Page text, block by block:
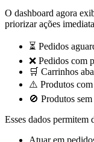
O dashboard agora
priorizar ações
⏳ Pedidos
❌ Pedidos com
🛒 Carrinhos
⚠️ Produtos com
🚫 Produtos
Esses dados permitem
Atuar em